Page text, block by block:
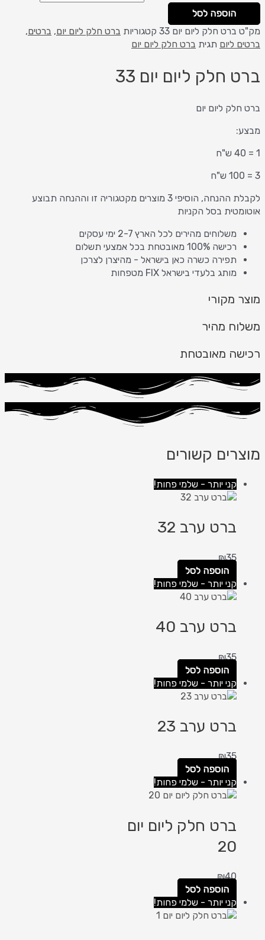
הוספה לסל
מק"ט ברט חלק ליום יום 33 קטגוריות ברט חלק ליום יום, ברטים,
ברטים ליום תגית ברט חלק ליום יום
ברט חלק ליום יום 33
ברט חלק ליום יום
מבצע:
1 = 40 ש"ח
3 = 100 ש"ח
לקבלת ההנחה, הוסיפי 3 מוצרים מקטגוריה זו וההנחה תבוצע
אוטומטית בסל הקניות
משלוחים מהירים לכל הארץ 2-7 ימי עסקים
רכישה 100% מאובטחת בכל אמצעי תשלום
תפירה כשרה כאן בישראל - מהיצרן לצרכן
מותג בלעדי בישראל FIX מטפחות
מוצר מקורי
משלוח מהיר
רכישה מאובטחת
מוצרים קשורים
קני יותר - שלמי פחות!
ברט ערב 32
₪35
הוספה לסל
קני יותר - שלמי פחות!
ברט ערב 40
₪35
הוספה לסל
קני יותר - שלמי פחות!
ברט ערב 23
₪35
הוספה לסל
קני יותר - שלמי פחות!
ברט חלק ליום יום
20
₪40
הוספה לסל
קני יותר - שלמי פחות!